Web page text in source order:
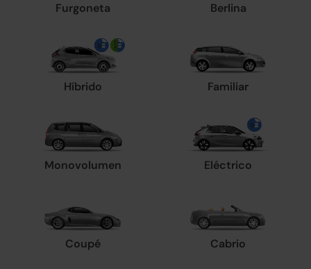
Furgoneta Berlina
Híbrido Familiar
Monovolumen Eléctrico
Coupé Cabrio